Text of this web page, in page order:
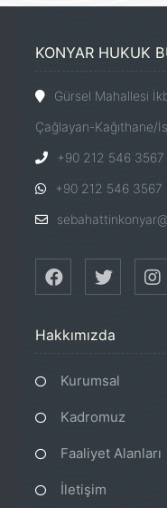
KONYAR HUKUK
Gürsel Mahallesi
Çağlayan-Kağıthane/
+90 212 546
+90 212 546 3567
Hakkımızda
Kurumsal
Kadromuz
Faaliyet Alanları
İletişim